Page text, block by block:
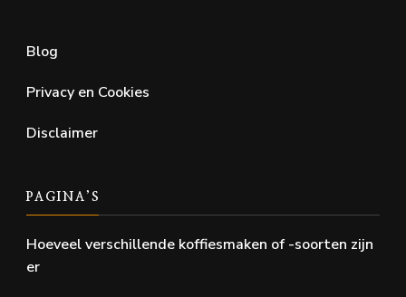
Blog
Privacy en Cookies
Disclaimer
PAGINA’S
Hoeveel verschillende koffiesmaken of -soorten zijn
er